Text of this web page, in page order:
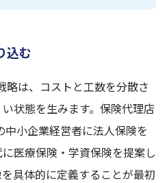
込む
略は、コストと工数を分散さ
状態を生みます。保険代理店
小企業経営者に法人保険を
医療保険・学資保険を提案し
具体的に定義することが最初